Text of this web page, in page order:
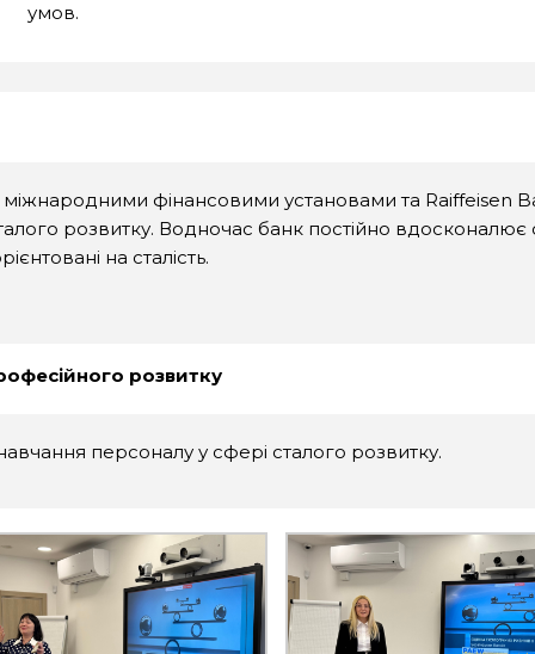
умов.
фінансовими установами та Raiffeisen
розвитку. Водночас банк постійно
на сталість.
розвитку
персоналу у сфері сталого розвитку.